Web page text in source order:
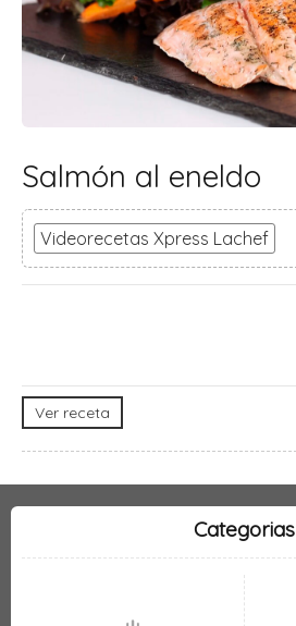
Salmón al eneldo
Videorecetas Xpress Lachef
Ver receta
Categorias